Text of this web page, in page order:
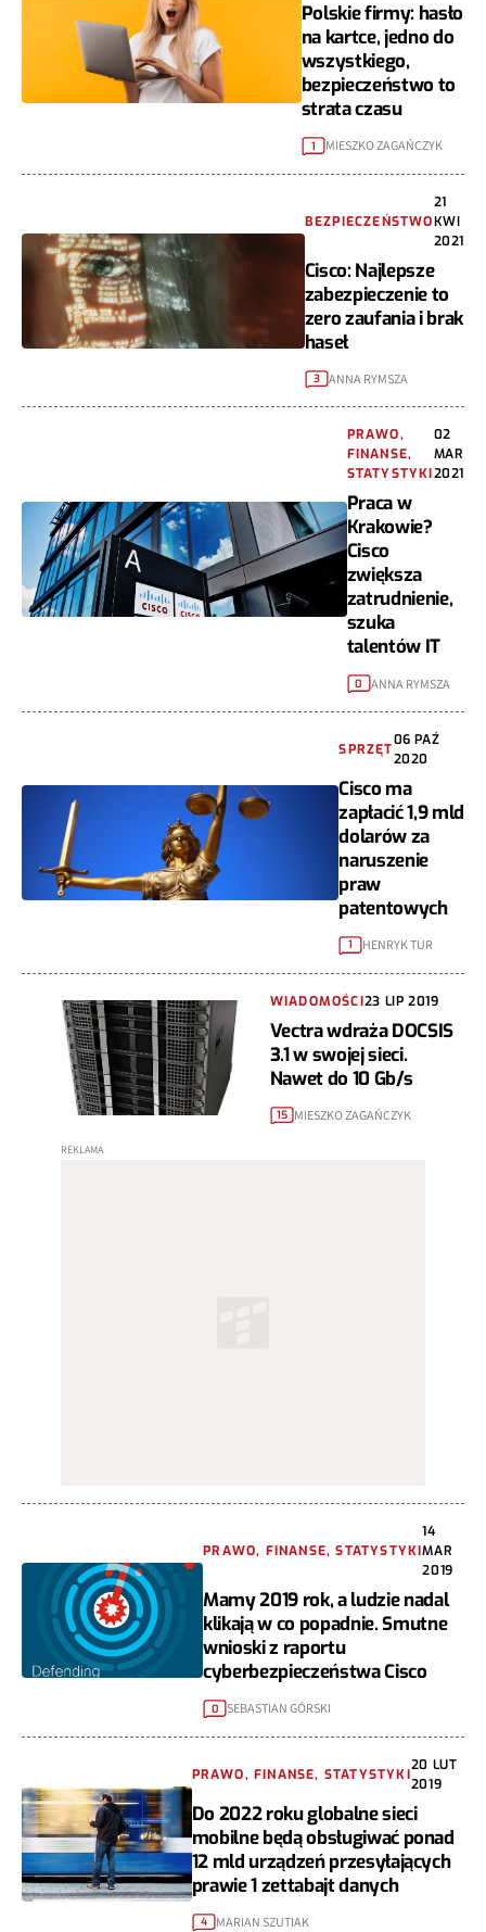
Polskie firmy: hasło
na kartce, jedno do
wszystkiego,
bezpieczeństwo to
strata czasu
1 MIESZKO ZAGAŃCZYK
BEZPIECZEŃSTWO
21
KWI
2021
Cisco: Najlepsze
zabezpieczenie to
zero zaufania i brak
haseł
3 ANNA RYMSZA
PRAWO,
FINANSE,
STATYSTYKI
02
MAR
2021
Praca w
Krakowie?
Cisco
zwiększa
zatrudnienie,
szuka
talentów IT
0 ANNA RYMSZA
SPRZĘT
06 PAŹ
2020
Cisco ma
zapłacić 1,9 mld
dolarów za
naruszenie
praw
patentowych
1 HENRYK TUR
WIADOMOŚCI23 LIP 2019
Vectra wdraża DOCSIS
3.1 w swojej sieci.
Nawet do 10 Gb/s
15 MIESZKO ZAGAŃCZYK
PRAWO, FINANSE, STATYSTYKI
14
MAR
2019
Mamy 2019 rok, a ludzie nadal
klikają w co popadnie. Smutne
wnioski z raportu
cyberbezpieczeństwa Cisco
0 SEBASTIAN GÓRSKI
PRAWO, FINANSE, STATYSTYKI
20 LUT
2019
Do 2022 roku globalne sieci
mobilne będą obsługiwać ponad
12 mld urządzeń przesyłających
prawie 1 zettabajt danych
4 MARIAN SZUTIAK